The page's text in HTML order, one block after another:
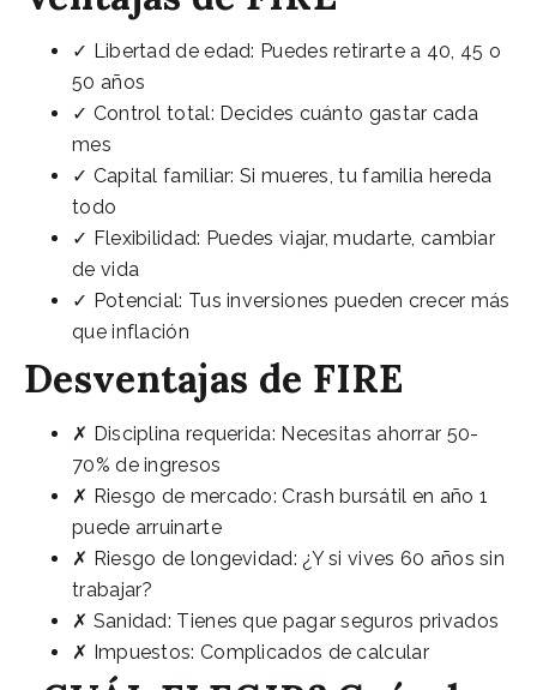
✓ Libertad de edad: Puedes retirarte a 40, 45 o
50 años
✓ Control total: Decides cuánto gastar cada
mes
✓ Capital familiar: Si mueres, tu familia hereda
todo
✓ Flexibilidad: Puedes viajar, mudarte, cambiar
de vida
✓ Potencial: Tus inversiones pueden crecer más
que inflación
Desventajas de FIRE
✗ Disciplina requerida: Necesitas ahorrar 50-
70% de ingresos
✗ Riesgo de mercado: Crash bursátil en año 1
puede arruinarte
✗ Riesgo de longevidad: ¿Y si vives 60 años sin
trabajar?
✗ Sanidad: Tienes que pagar seguros privados
✗ Impuestos: Complicados de calcular